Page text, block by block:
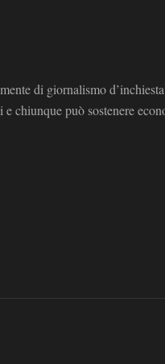
di giornalismo
chiunque può sostenere